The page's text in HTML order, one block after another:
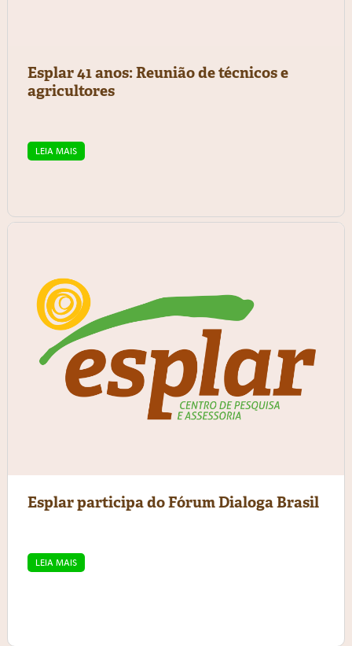
Esplar 41 anos: Reunião de técnicos e
agricultores
LEIA MAIS
Esplar participa do Fórum Dialoga Brasil
LEIA MAIS